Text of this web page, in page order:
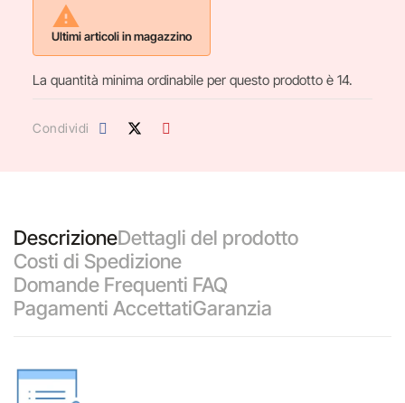

Ultimi articoli in magazzino
La quantità minima ordinabile per questo prodotto è 14.
Condividi
DescrizioneDettagli del prodotto
Costi di Spedizione
Domande Frequenti FAQ
Pagamenti AccettatiGaranzia